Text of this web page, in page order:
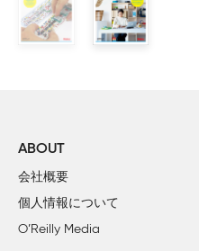
        ダウンロードの方法
ダウンロードファイル
ディスプレイライブ
        ディスプレイ動作確認
Spresenseメインボー
        カメラの動作を確認する
ABOUT
会社概要
個人情報について
O’Reilly Media